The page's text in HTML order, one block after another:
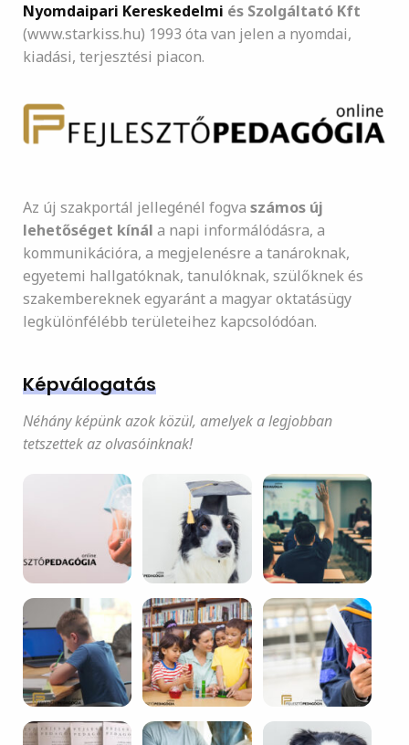
Nyomdaipari Kereskedelmi és Szolgáltató Kft
(www.starkiss.hu) 1993 óta van jelen a nyomdai,
kiadási, terjesztési piacon.
Az új szakportál jellegénél fogva számos új
lehetőséget kínál a napi informálódásra, a
kommunikációra, a megjelenésre a tanároknak,
egyetemi hallgatóknak, tanulóknak, szülőknek és
szakembereknek egyaránt a magyar oktatásügy
legkülönfélébb területeihez kapcsolódóan.
Képválogatás
Néhány képünk azok közül, amelyek a legjobban
tetszettek az olvasóinknak!